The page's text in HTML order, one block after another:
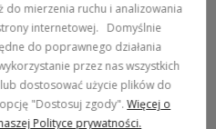
do mierzenia ruchu i analizowania
internetowej. Domyślnie
do poprawnego działania
przez nas wszystkich
dostosować użycie plików do
"Dostosuj zgody".Więcej o
Polityce prywatności.